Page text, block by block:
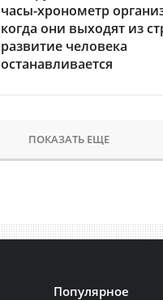
часы-хронометр
когда они выходят из
развитие человека
останавливается
ПОКАЗАТЬ ЕЩЕ
Популярное